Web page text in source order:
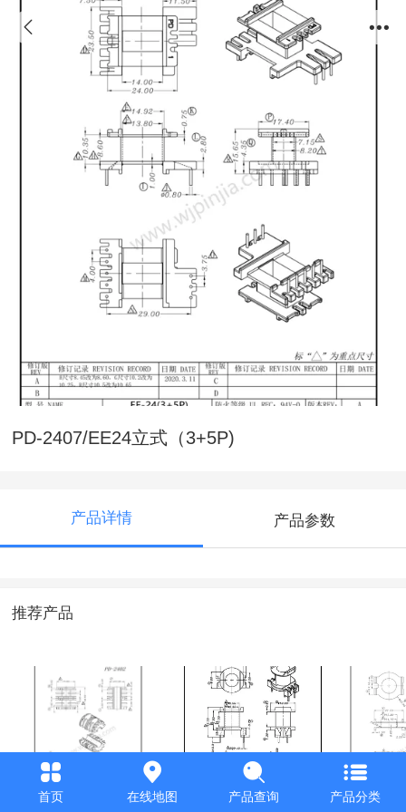
PD-2407/EE24立式（3+5P)
产品详情 产品参数
推荐产品
PD-2402/ET24 四槽
齿轮
PD-0505_RM-
5_2+2P
PD-
首页 在线地图 产品查询 产品分类